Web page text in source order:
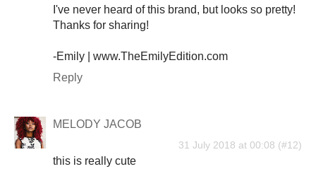
I've never heard of this brand, but looks so pretty!
Thanks for sharing!
-Emily | www.TheEmilyEdition.com
Reply
MELODY JACOB
31 July 2018 at 00:08
this is really cute